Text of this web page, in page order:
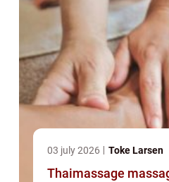
03 july 2026 Toke Larsen
Thaimassage